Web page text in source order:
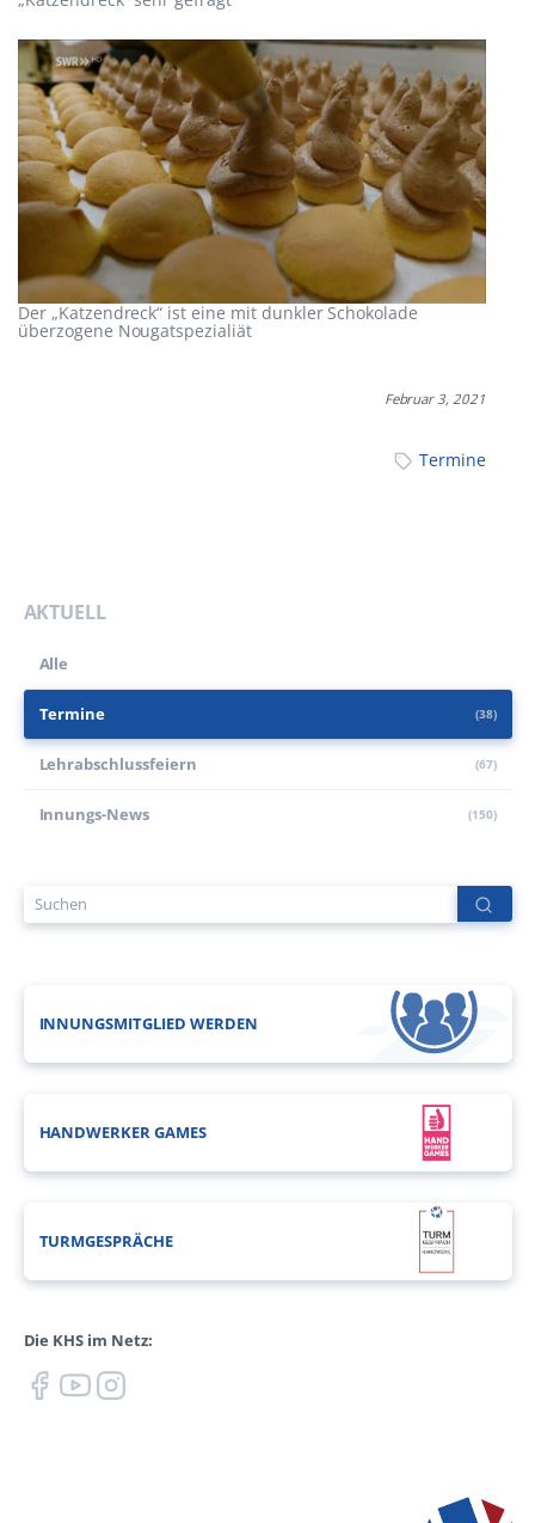
Der „Katzendreck“ ist eine mit dunkler Schokolade
überzogene Nougatspezialiät
Februar 3, 2021
Termine
AKTUELL
Alle
Termine (38)
Lehr­abschluss­feiern (67)
Innungs-News (150)
INNUNGSMITGLIED WERDEN
HANDWERKER GAMES
TURMGESPRÄCHE
Die KHS im Netz: